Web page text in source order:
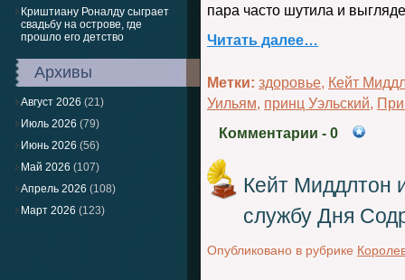
Криштиану Роналду сыграет
свадьбу на острове, где
прошло его детство
Архивы
Август 2026 (21)
Июль 2026 (79)
Июнь 2026 (56)
Май 2026 (107)
Апрель 2026 (108)
Март 2026 (123)
пара часто шутила и
Читать далее…
Метки: здоровье, Кейт
Уильям, принц Уэльский,
Комментарии - 0
Кейт Миддлтон
службу Дня
Опубликовано в рубрике